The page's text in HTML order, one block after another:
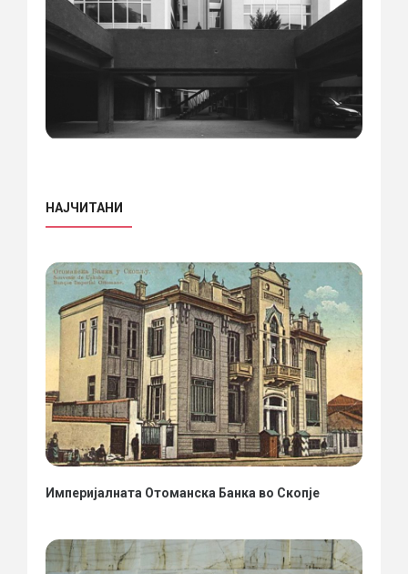
НАЈЧИТАНИ
Империјалната Отоманска Банка во Скопје